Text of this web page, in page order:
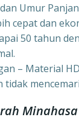
Umur
cepat dan
50 tahun
– Material
tidak